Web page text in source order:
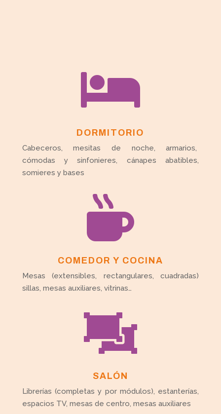

DORMITORIO
Cabeceros, mesitas de noche, armarios,
cómodas y sinfonieres, cánapes abatibles,
somieres y bases

COMEDOR Y COCINA
Mesas (extensibles, rectangulares, cuadradas)
sillas, mesas auxiliares, vitrinas…

SALÓN
Librerías (completas y por módulos), estanterías,
espacios TV, mesas de centro, mesas auxiliares